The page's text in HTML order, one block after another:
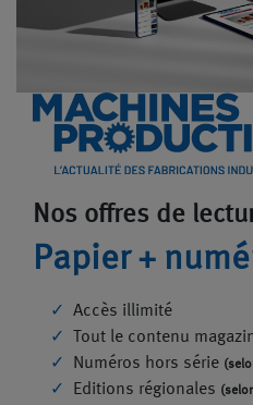
Nos offres de
Papier +
Accès illimité
Tout le contenu
Numéros hors série
Editions régionales